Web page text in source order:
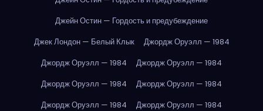
Джейн Остин — Гордость и предубеждение
Джек Лондон — Белый Клык
Джордж Оруэлл — 1984
Джордж Оруэлл — 1984
Джордж Оруэлл — 1984
Джордж Оруэлл — 1984
Джордж Оруэлл — 1984
Джордж Оруэлл — 1984
Джордж Оруэлл — 1984